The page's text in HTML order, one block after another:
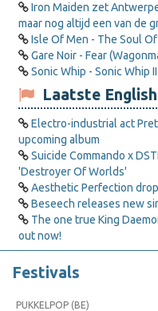
Iron Maiden zet
maar nog altijd een van de
Isle Of Men - The Soul
Gare Noir - Fear
Sonic Whip - Sonic Whip II
Laatste
Electro-industrial act
upcoming album
Suicide Commando x
'Destroyer Of Worlds'
Aesthetic Perfection
Beseech releases new
The one true King
out now!
Festivals
PUKKELPOP (BE)